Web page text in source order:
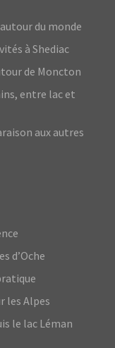
du monde
à Shediac
de Moncton
entre lac et
aux autres
d’Oche
les Alpes
le lac Léman